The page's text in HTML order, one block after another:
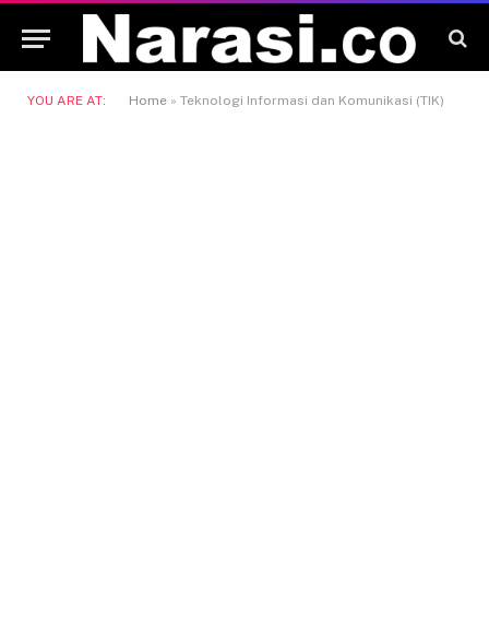
YOU ARE AT: Home » Teknologi Informasi dan Komunikasi (TIK)